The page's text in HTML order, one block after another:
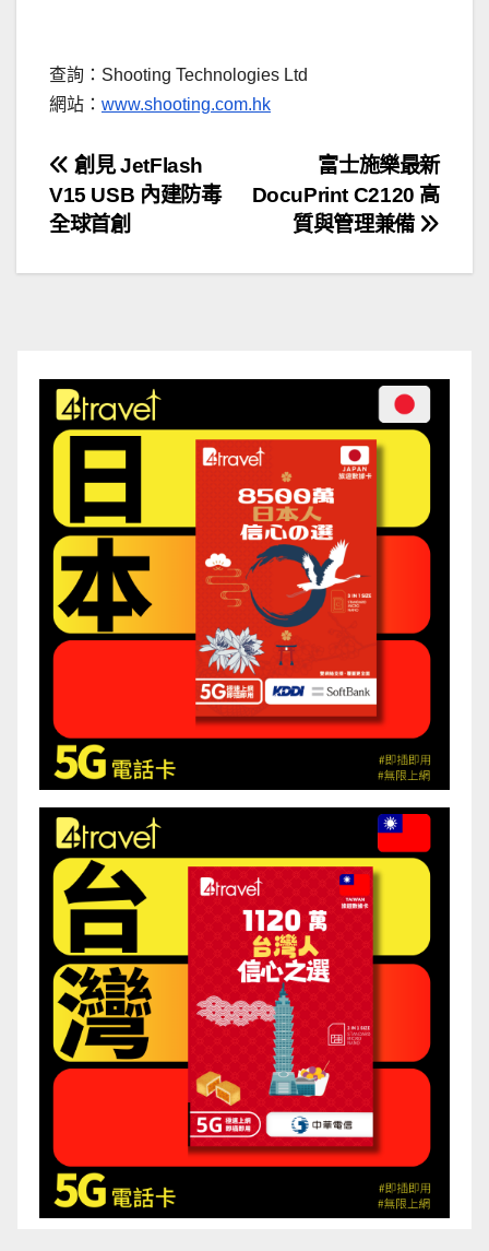
查詢：Shooting Technologies Ltd
網站： www.shooting.com.hk
文
章
導
富士施樂最新
DocuPrint C2120 高
質與管理兼備
創見 JetFlash
V15 USB 內建防毒
全球首創